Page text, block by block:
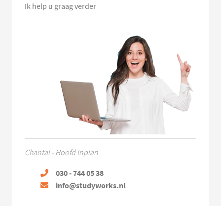
Ik help u graag verder
Chantal - Hoofd Inplan
030 - 744 05 38
info@studyworks.nl